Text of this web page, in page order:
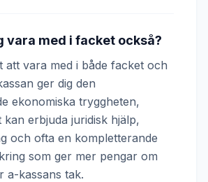
vara med i facket också?
att vara med i både facket och
ger dig den
ekonomiska tryggheten,
kan erbjuda juridisk hjälp,
och ofta en kompletterande
som ger mer pengar om
a-kassans tak.